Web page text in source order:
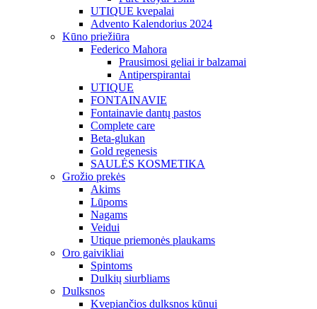
UTIQUE kvepalai
Advento Kalendorius 2024
Kūno priežiūra
Federico Mahora
Prausimosi geliai ir balzamai
Antiperspirantai
UTIQUE
FONTAINAVIE
Fontainavie dantų pastos
Complete care
Beta-glukan
Gold regenesis
SAULĖS KOSMETIKA
Grožio prekės
Akims
Lūpoms
Nagams
Veidui
Utique priemonės plaukams
Oro gaivikliai
Spintoms
Dulkių siurbliams
Dulksnos
Kvepiančios dulksnos kūnui